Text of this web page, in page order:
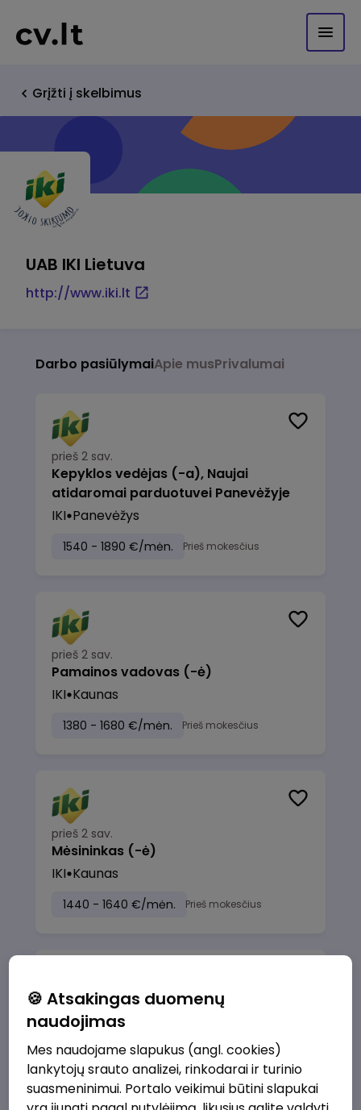
Grįžti į skelbimus
UAB IKI Lietuva
http://www.iki.lt
Darbo pasiūlymaiApie musPrivalumai
prieš 2 sav.
Kepyklos vedėjas (-a), Naujai
atidaromai parduotuvei Panevėžyje
IKI Panevėžys
1540 - 1890 €/mėn. Prieš mokesčius
prieš 2 sav.
Pamainos vadovas (-ė)
IKI Kaunas
1380 - 1680 €/mėn. Prieš mokesčius
prieš 2 sav.
Mėsininkas (-ė)
IKI Kaunas
1440 - 1640 €/mėn. Prieš mokesčius
prieš 2 sav.
Pardavėjas (-a) - konsultantas (-ė),
Brastos g. 28, Kaunas
IKI Kaunas
1230 - 1325 €/mėn. Prieš mokesčius
🍪 Atsakingas duomenų
naudojimas
Mes naudojame slapukus (angl. cookies)
lankytojų srauto analizei, rinkodarai ir turinio
suasmeninimui. Portalo veikimui būtini slapukai